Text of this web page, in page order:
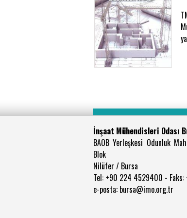
İnşaat Mühendisleri Odası
BAOB Yerleşkesi Odunluk
Blok
Nilüfer / Bursa
Tel: +90 224 4529400 -
e-posta: bursa@imo.org.tr